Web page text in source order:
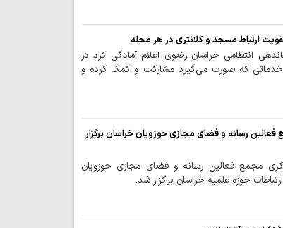
ارتباط مسجد و کلانتری در هر محله
انتظامی خراسان رضوی اعلام آمادگی کرد در
که صورت می‌گیرد مشارکت و کمک کرده و
رسانه و فضای مجازی حوزویان خراسان برگزار
مجمع فعالین رسانه و فضای مجازی حوزویان
حوزه علمیه خراسان برگزار شد.